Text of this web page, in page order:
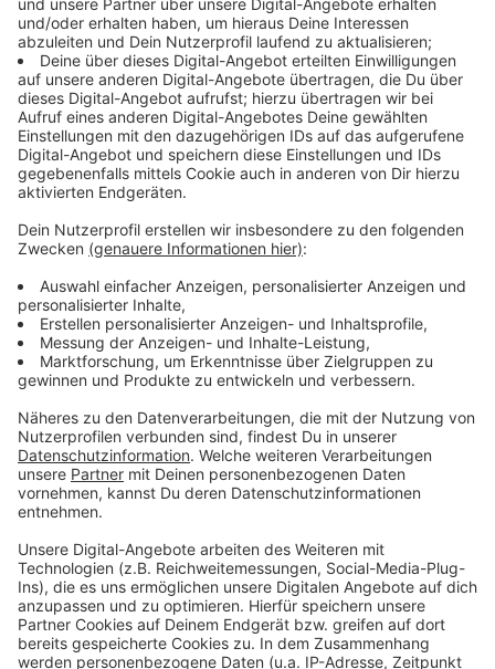
Sicherheitskontrollen fehlten mindestens 500
Mitarbeitende. Zusätzlich sei der Krankenstand im
Team hoch - rund 20 Prozent. Dadurch könnten die
Mitarbeitenden in den Schichten nicht richtig rotieren
und seien völlig überarbeitet. Langfristig könne man
außerdem darüber nachdenken, die
Sicherheitskontrollen einer staatlichen
Sicherheitsgesellschaft zu übergeben - so ist es zum
Beispiel in Bayern.
Weitere Infos und Links zum Thema:
Anzeige
Der DGB Düsseldorf
Ein Experte beantwortet Eure Frage
Auch bei den Airlines herrscht Personalmangel
Anzeige